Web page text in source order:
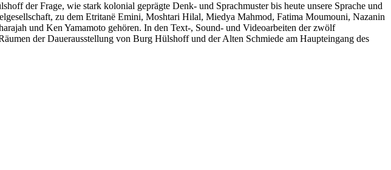
der Frage, wie stark kolonial geprägte Denk- und Sprachmuster bis heute unsere Sprache und
zu dem Etritanë Emini, Moshtari Hilal, Miedya Mahmod, Fatima Moumouni, Nazanin
und Ken Yamamoto gehören. In den Text-, Sound- und Videoarbeiten der zwölf
der Dauerausstellung von Burg Hülshoff und der Alten Schmiede am Haupteingang des